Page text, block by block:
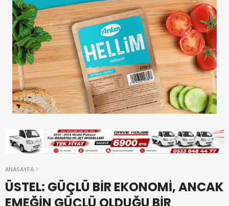
ANASAYFA
ÜSTEL: GÜÇLÜ BİR EKONOMİ, ANCAK
EMEĞİN GÜÇLÜ OLDUĞU BİR